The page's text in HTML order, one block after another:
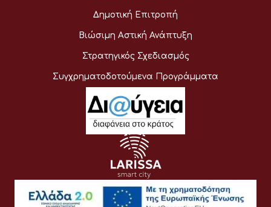
Δημοτική Επιτροπή
Βιώσιμη Αστική Ανάπτυξη
Στρατηγικός Σχεδιασμός
Συγχρηματοδοτούμενα Προγράμματα